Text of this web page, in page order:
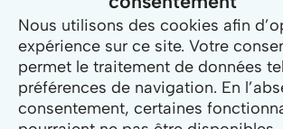
Nous utilisons des cookies afin
expérience sur ce site. Votre
permet le traitement de données
préférences de navigation. En
consentement, certaines
infractions
et
outils